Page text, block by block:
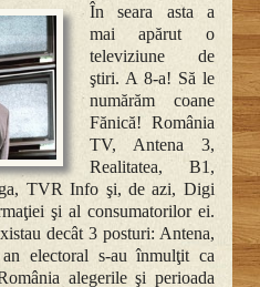
În seara asta a
mai apărut o
televiziune de
ştiri. A 8-a! Să le
numărăm coane
Fănică! România
TV, Antena 3,
Realitatea, B1,
TVR Info şi, de azi, Digi
şi al consumatorilor ei.
decât 3 posturi: Antena,
electoral s-au înmulţit ca
alegerile şi perioada